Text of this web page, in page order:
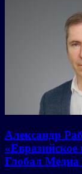
Александр
«Евразийское
Глобал Медиа